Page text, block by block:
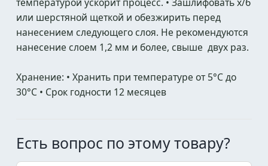
или шерстяной щеткой и обезжирить перед
нанесением следующего слоя. Не рекомендуются
нанесение слоем 1,2 мм и более, свыше двух раз.
Хранение: • Хранить при температуре от 5°С до
30°С • Срок годности 12 месяцев
Есть вопрос по этому товару?